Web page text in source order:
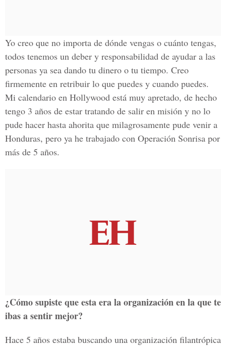
Yo creo que no importa de dónde vengas o cuánto tengas,
todos tenemos un deber y responsabilidad de ayudar a las
personas ya sea dando tu dinero o tu tiempo. Creo
firmemente en retribuir lo que puedes y cuando puedes.
Mi calendario en Hollywood está muy apretado, de hecho
tengo 3 años de estar tratando de salir en misión y no lo
pude hacer hasta ahorita que milagrosamente pude venir a
Honduras, pero ya he trabajado con Operación Sonrisa por
más de 5 años.
¿Cómo supiste que esta era la organización en la que te
ibas a sentir mejor?
Hace 5 años estaba buscando una organización filantrópica